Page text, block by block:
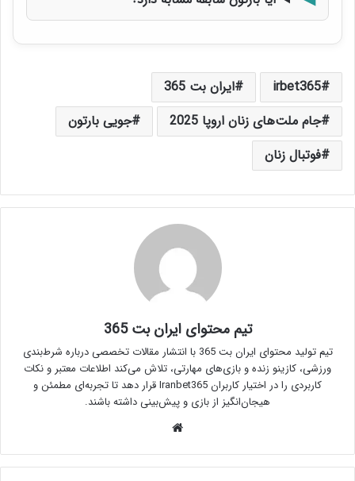
irbet365
ایران بت 365
جام ملت‌های زنان اروپا 2025
جویی بارتون
فوتبال زنان
تیم محتوای ایران بت 365
تیم تولید محتوای ایران بت 365 با انتشار مقالات تخصصی درباره شرط‌بندی
ورزشی، کازینو زنده و بازی‌های مهارتی، تلاش می‌کند اطلاعات معتبر و نکات
کاربردی را در اختیار کاربران Iranbet365 قرار دهد تا تجربه‌ای مطمئن و
هیجان‌انگیز از بازی و پیش‌بینی داشته باشند.